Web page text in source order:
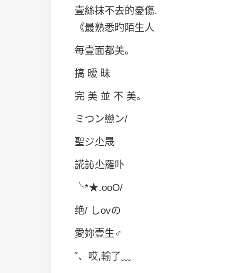
壹絲抹不去的憂傷.
《最熟悉旳陌生人
每壹面都美。
搞 暧 昧
完 美 並 不 美。
ミつン戀ン/
聖ジ尐晟
誮訫尐羅卟
╰*★.oоО/
绝/ しovの
愛妳壹生♂
ˇ、哎,輸了﹏